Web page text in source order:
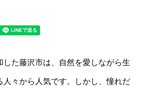
した藤沢市は、自然を愛しながら生
人々から人気です。しかし、憧れだ